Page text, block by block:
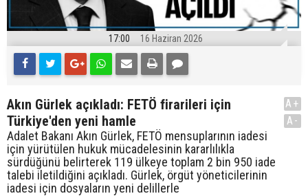
17:00 16 Haziran 2026
Akın Gürlek açıkladı: FETÖ firarileri için
Türkiye'den yeni hamle
Adalet Bakanı Akın Gürlek, FETÖ mensuplarının iadesi
için yürütülen hukuk mücadelesinin kararlılıkla
sürdüğünü belirterek 119 ülkeye toplam 2 bin 950 iade
talebi iletildiğini açıkladı. Gürlek, örgüt yöneticilerinin
iadesi için dosyaların yeni delillerle
A+
A-